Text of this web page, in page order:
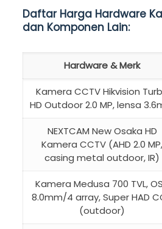
Daftar Harga Hardware
dan Komponen Lain:
Hardware & Merk
Kamera CCTV Hikvision
HD Outdoor 2.0 MP, lensa
NEXTCAM New Osaka HD
Kamera CCTV (AHD 2.0 MP,
casing metal outdoor, IR)
Kamera Medusa 700 TVL,
8.0mm/4 array, Super HAD
(outdoor)